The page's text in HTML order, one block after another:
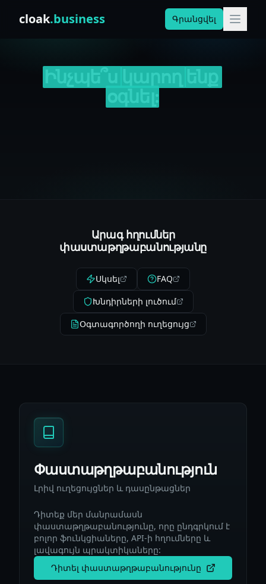
cloak.business Գրանցվել
Արագ հղումներ
փաստաթղթաբանությանը
Սկսել
FAQ
Խնդիրների լուծում
Օգտագործողի ուղեցույց
Փաստաթղթաբանություն
Լրիվ ուղեցույցներ և դասընթացներ
Դիտեք մեր մանրամասն
փաստաթղթաբանությունը, որը ընդգրկում է
բոլոր ֆունկցիաները, API-ի հղումները և
լավագույն պրակտիկաները:
Դիտել փաստաթղթաբանությունը